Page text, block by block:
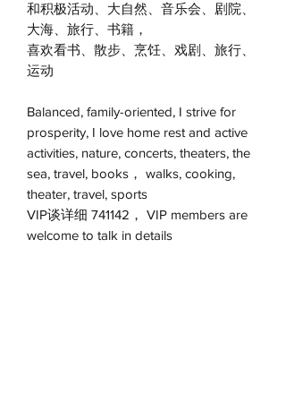
和积极活动、大自然、音乐会、剧院、
大海、旅行、书籍，
喜欢看书、散步、烹饪、戏剧、旅行、
运动
Balanced, family-oriented, I strive for
prosperity, I love home rest and active
activities, nature, concerts, theaters, the
sea, travel, books， walks, cooking,
theater, travel, sports
VIP谈详细 741142， VIP members are
welcome to talk in details